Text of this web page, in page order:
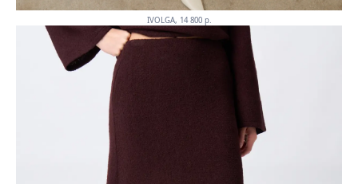
IVOLGA, 14 800 p.